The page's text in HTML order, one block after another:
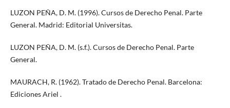
LUZON PEÑA, D. M. (1996). Cursos de Derecho Penal. Parte
General. Madrid: Editorial Universitas.
LUZON PEÑA, D. M. (s.f.). Cursos de Derecho Penal. Parte
General.
MAURACH, R. (1962). Tratado de Derecho Penal. Barcelona:
Ediciones Ariel .